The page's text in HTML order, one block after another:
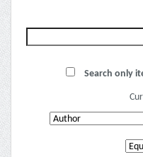
Search only